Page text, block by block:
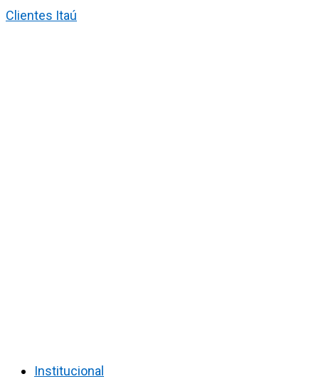
Clientes Itaú
Institucional